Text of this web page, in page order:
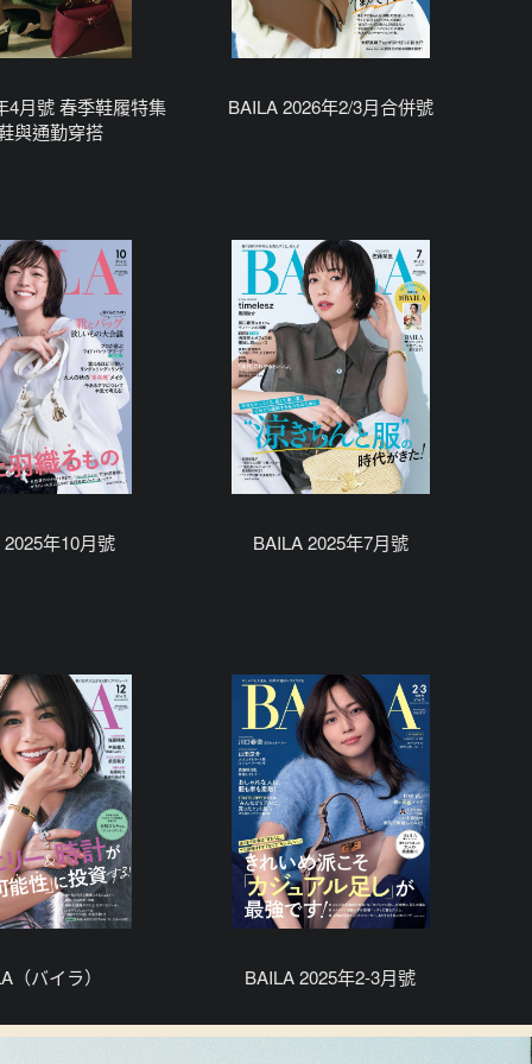
4月號 春季鞋履特集
與通勤穿搭
BAILA 2026年2/3月合併號
年10月號 BAILA 2025年7月號
（バイラ） BAILA 2025年2-3月號